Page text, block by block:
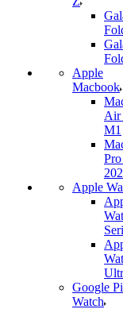
Apple
Macbook
Air
M1
Apple
Google
Watch